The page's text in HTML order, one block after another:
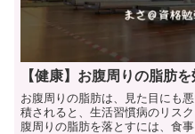
【健康】お腹周りの脂肪
お腹周りの脂肪は、見た目にも
積されると、生活習慣病のリス
腹周りの脂肪を落とすには、食